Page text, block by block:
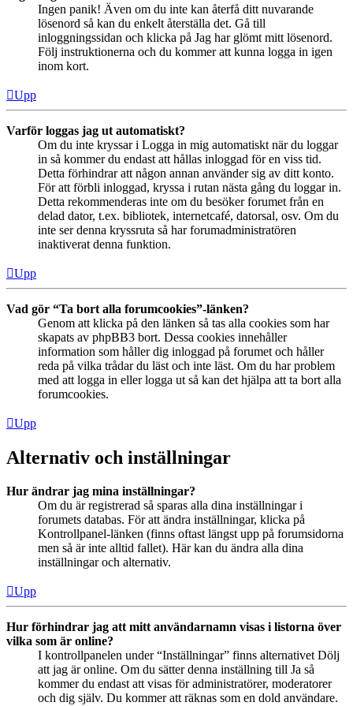
Ingen panik! Även om du inte kan återfå ditt nuvarande
lösenord så kan du enkelt återställa det. Gå till
inloggningssidan och klicka på Jag har glömt mitt lösenord.
Följ instruktionerna och du kommer att kunna logga in igen
inom kort.
Upp
Varför loggas jag ut automatiskt?
Om du inte kryssar i Logga in mig automatiskt när du loggar
in så kommer du endast att hållas inloggad för en viss tid.
Detta förhindrar att någon annan använder sig av ditt konto.
För att förbli inloggad, kryssa i rutan nästa gång du loggar in.
Detta rekommenderas inte om du besöker forumet från en
delad dator, t.ex. bibliotek, internetcafé, datorsal, osv. Om du
inte ser denna kryssruta så har forumadministratören
inaktiverat denna funktion.
Upp
Vad gör “Ta bort alla forumcookies”-länken?
Genom att klicka på den länken så tas alla cookies som har
skapats av phpBB3 bort. Dessa cookies innehåller
information som håller dig inloggad på forumet och håller
reda på vilka trådar du läst och inte läst. Om du har problem
med att logga in eller logga ut så kan det hjälpa att ta bort alla
forumcookies.
Upp
Alternativ och inställningar
Hur ändrar jag mina inställningar?
Om du är registrerad så sparas alla dina inställningar i
forumets databas. För att ändra inställningar, klicka på
Kontrollpanel-länken (finns oftast längst upp på forumsidorna
men så är inte alltid fallet). Här kan du ändra alla dina
inställningar och alternativ.
Upp
Hur förhindrar jag att mitt användarnamn visas i listorna över
vilka som är online?
I kontrollpanelen under “Inställningar” finns alternativet Dölj
att jag är online. Om du sätter denna inställning till Ja så
kommer du endast att visas för administratörer, moderatorer
och dig själv. Du kommer att räknas som en dold användare.